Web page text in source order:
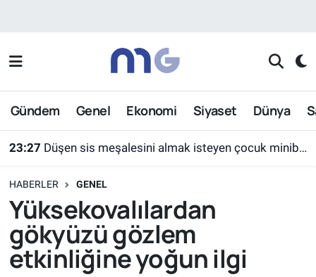
Gündem Genel Ekonomi Siyaset Dünya
23:27 Düşen sis meşalesini almak isteyen çocuk minibüsün altında kaldı
HABERLER GENEL
Yüksekovalılardan
gökyüzü gözlem
etkinliğine yoğun ilgi
Nöbetçi Eczaneler
Hava Durumu
Süper Lig Puan Durumu ve Fikstür
Tüm Manşetler
Son Dakika Haberleri